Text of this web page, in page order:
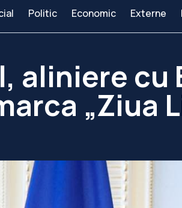
Politic Economic Externe
aliniere cu
„Ziua